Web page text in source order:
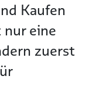
Kaufen
eine
zuerst